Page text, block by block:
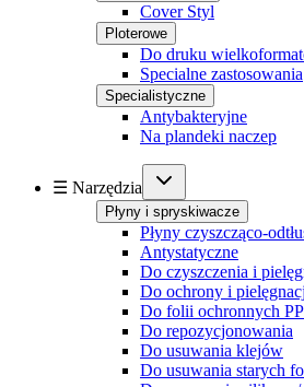
Cover Styl
Ploterowe
Do druku
Specialne zastosowania
Specialistyczne
Antybakteryjne
Na plandeki naczep
☰ Narzędzia
Płyny i spryskiwacze
Płyny czyszcząco-
Antystatyczne
Do czyszczenia i
Do ochrony i
Do folii ochronnych
Do repozycjonowania
Do usuwania klejów
Do usuwania starych